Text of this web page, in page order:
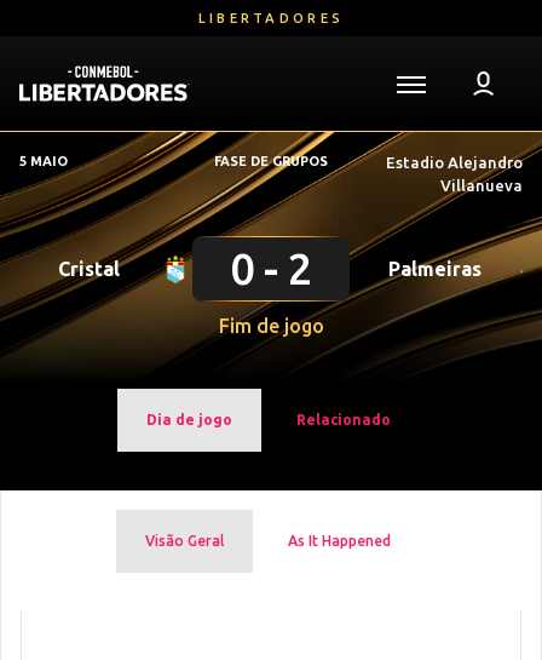
conteúdo
principal
LIBERTADORES
Libertadores
Mega
Navigation
5 MAIO FASE DE GRUPOS
Estadio Alejandro
Villanueva
Cristal 0 2 Palmeiras
Fim de jogo
Dia de jogo Relacionado
Visão Geral As It Happened